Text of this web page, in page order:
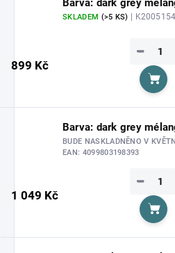
Barva: dark grey
SKLADEM (>5 KS) |
899 Kč
−
Do
Barva: dark grey
BUDE NASKLADNĚNO V
EAN: 4099803198393
1 049 Kč
−
Do